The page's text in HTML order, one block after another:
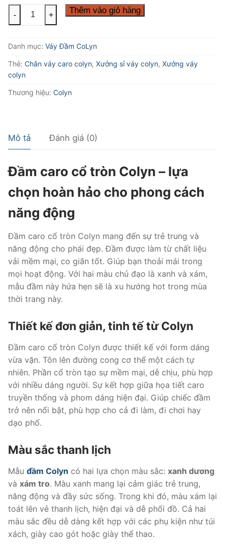
caro
tròn
Colyn
số
- + Thêm vào giỏ hàng
Danh mục: Váy Đầm CoLyn
Thẻ: Chân váy caro colyn, Xưởng sỉ váy colyn, Xưởng váy
colyn
Thương hiệu: Colyn
Mô tả Đánh giá (0)
Đầm caro cổ tròn Colyn – lựa
chọn hoàn hảo cho phong cách
năng động
Đầm caro cổ tròn Colyn mang đến sự trẻ trung và
năng động cho phái đẹp. Đầm được làm từ chất liệu
vải mềm mại, co giãn tốt. Giúp bạn thoải mái trong
mọi hoạt động. Với hai màu chủ đạo là xanh và xám,
mẫu đầm này hứa hẹn sẽ là xu hướng hot trong mùa
thời trang này.
Thiết kế đơn giản, tinh tế từ Colyn
Đầm caro cổ tròn Colyn được thiết kế với form dáng
vừa vặn. Tôn lên đường cong cơ thể một cách tự
nhiên. Phần cổ tròn tạo sự mềm mại, dễ chịu, phù hợp
với nhiều dáng người. Sự kết hợp giữa họa tiết caro
truyền thống và phom dáng hiện đại. Giúp chiếc đầm
trở nên nổi bật, phù hợp cho cả đi làm, đi chơi hay
dạo phố.
Màu sắc thanh lịch
Mẫu đầm Colyn có hai lựa chọn màu sắc: xanh dương
và xám tro. Màu xanh mang lại cảm giác trẻ trung,
năng động và đầy sức sống. Trong khi đó, màu xám lại
toát lên vẻ thanh lịch, hiện đại và dễ phối đồ. Cả hai
màu sắc đều dễ dàng kết hợp với các phụ kiện như túi
xách, giày cao gót hoặc giày thể thao.